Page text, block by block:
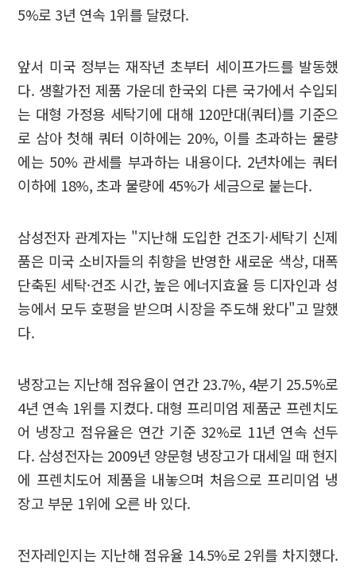
5%로 3년 연속 1위를 달렸다.
앞서 미국 정부는 재작년 초부터 세이프가드를 발동했
다. 생활가전 제품 가운데 한국외 다른 국가에서 수입되
는 대형 가정용 세탁기에 대해 120만대(쿼터)를 기준으
로 삼아 첫해 쿼터 이하에는 20%, 이를 초과하는 물량
에는 50% 관세를 부과하는 내용이다. 2년차에는 쿼터
이하에 18%, 초과 물량에 45%가 세금으로 붙는다.
삼성전자 관계자는 "지난해 도입한 건조기·세탁기 신제
품은 미국 소비자들의 취향을 반영한 새로운 색상, 대폭
단축된 세탁·건조 시간, 높은 에너지효율 등 디자인과 성
능에서 모두 호평을 받으며 시장을 주도해 왔다"고 말했
다.
냉장고는 지난해 점유율이 연간 23.7%, 4분기 25.5%로
4년 연속 1위를 지켰다. 대형 프리미엄 제품군 프렌치도
어 냉장고 점유율은 연간 기준 32%로 11년 연속 선두
다. 삼성전자는 2009년 양문형 냉장고가 대세일 때 현지
에 프렌치도어 제품을 내놓으며 처음으로 프리미엄 냉
장고 부문 1위에 오른 바 있다.
전자레인지는 지난해 점유율 14.5%로 2위를 차지했다.